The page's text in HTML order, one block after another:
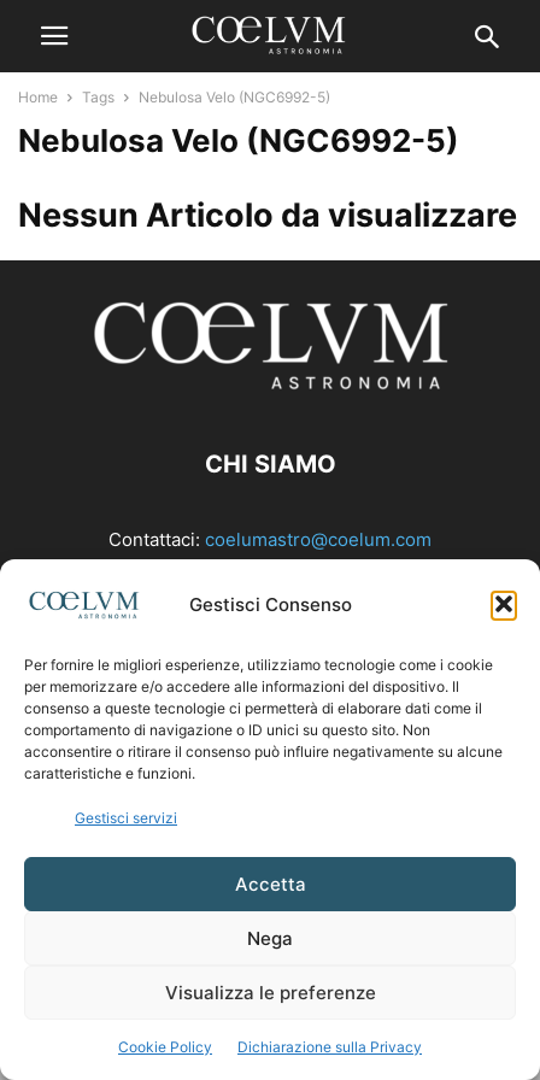
Gestisci Consenso
Per fornire le migliori esperienze, utilizziamo tecnologie come i cookie
per memorizzare e/o accedere alle informazioni del dispositivo. Il
consenso a queste tecnologie ci permetterà di elaborare dati come il
comportamento di navigazione o ID unici su questo sito. Non
acconsentire o ritirare il consenso può influire negativamente su alcune
caratteristiche e funzioni.
Gestisci servizi
Accetta
Nega
Visualizza le preferenze
Cookie Policy Dichiarazione sulla Privacy
Home Tags Nebulosa Velo (NGC6992-5)
Nebulosa Velo (NGC6992-5)
Nessun Articolo da visualizzare
CHI SIAMO
Contattaci: coelumastro@coelum.com
SEGUICI